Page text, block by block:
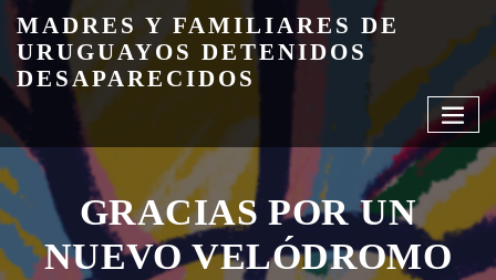
content
MADRES Y FAMILIARES DE
URUGUAYOS DETENIDOS
DESAPARECIDOS
GRACIAS POR UN
NUEVO VELÓDROMO